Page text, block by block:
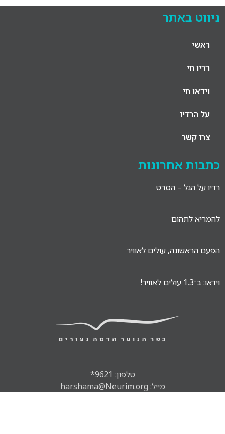
ניווט באתר
ראשי
רדיו חי
וידאו חי
על הרדיו
צרו קשר
כתבות אחרונות
רדיו על הגל – הסרט
להמריא לתהום
הפעם הראשונה, עולים לאוויר
וידאו: ב־1.3 עולים לאוויר!
טלפון: 9621*
מייל: harshama@Neurim.org